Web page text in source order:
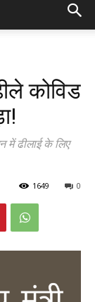
कोविड
में ढीलाई के लिए
0
1649